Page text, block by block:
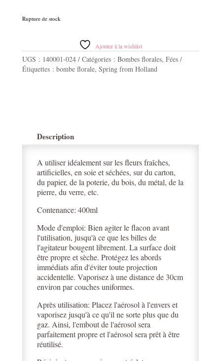
Rupture de stock
Ajouter à la wishlist
UGS : 140001-024 Catégories : Bombes florales, Fées
Étiquettes : bombe florale, Spring from Holland
Description
A utiliser idéalement sur les fleurs fraîches,
artificielles, en soie et séchées, sur du carton,
du papier, de la poterie, du bois, du métal, de la
pierre, du verre, etc.
Contenance: 400ml
Mode d'emploi: Bien agiter le flacon avant
l'utilisation, jusqu'à ce que les billes de
l'agitateur bougent librement. La surface doit
être propre et sèche. Protégez les abords
immédiats afin d'éviter toute projection
accidentelle. Vaporisez à une distance de 30cm
environ par couches uniformes.
Après utilisation: Placez l'aérosol à l'envers et
vaporisez jusqu'à ce qu'il ne sorte plus que du
gaz. Ainsi, l'embout de l'aérosol sera
parfaitement propre et l'aérosol sera prêt à être
réutilisé.